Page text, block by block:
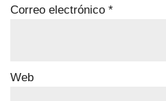
Correo electrónico *
Web